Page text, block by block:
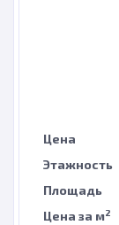
Цена
Этажность
Площадь
Цена за м2